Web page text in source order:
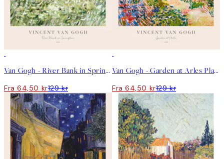
Van Gogh - River Bank in Springtime Plakat
Fra 64,50 kr129 kr
Van Gogh - Garden at Arles Plakat
Fra 64,50 kr129 kr